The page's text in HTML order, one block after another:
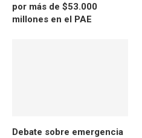
por más de $53.000
millones en el PAE
Debate sobre emergencia